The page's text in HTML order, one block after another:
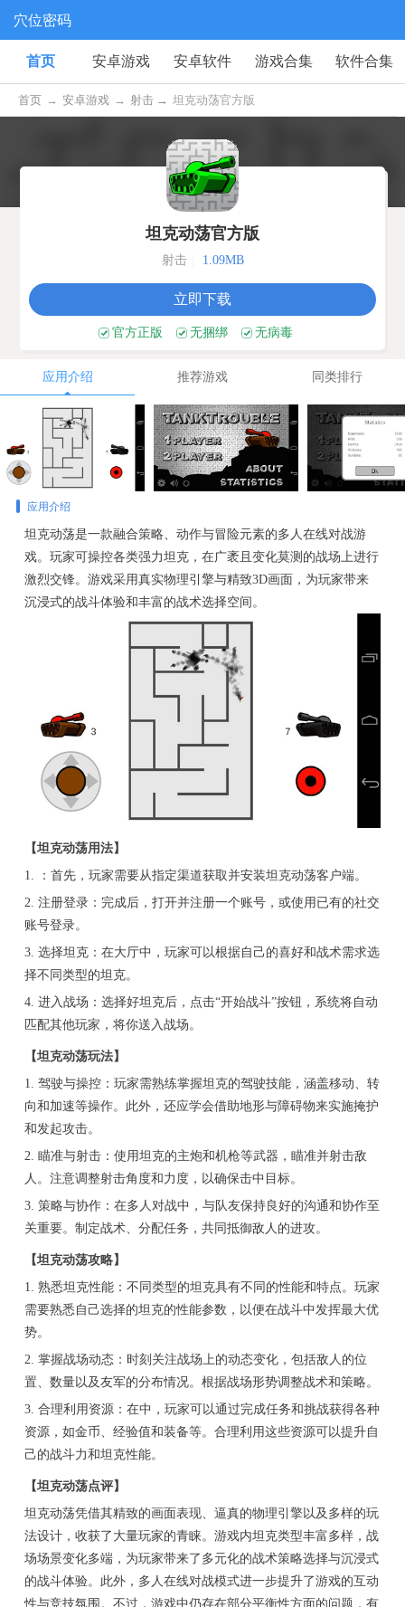
穴位密码
首页 安卓游戏 安卓软件 游戏合集 软件合集
首页 → 安卓游戏 → 射击 → 坦克动荡官方版
坦克动荡官方版
射击 1.09MB
立即下载
官方正版 无捆绑 无病毒
应用介绍 推荐游戏 同类排行
应用介绍
坦克动荡是一款融合策略、动作与冒险元素的多人在线对战游
戏。玩家可操控各类强力坦克，在广袤且变化莫测的战场上进行
激烈交锋。游戏采用真实物理引擎与精致3D画面，为玩家带来
沉浸式的战斗体验和丰富的战术选择空间。
【坦克动荡用法】
1. ：首先，玩家需要从指定渠道获取并安装坦克动荡客户端。
2. 注册登录：完成后，打开并注册一个账号，或使用已有的社交
账号登录。
3. 选择坦克：在大厅中，玩家可以根据自己的喜好和战术需求选
择不同类型的坦克。
4. 进入战场：选择好坦克后，点击“开始战斗”按钮，系统将自动
匹配其他玩家，将你送入战场。
【坦克动荡玩法】
1. 驾驶与操控：玩家需熟练掌握坦克的驾驶技能，涵盖移动、转
向和加速等操作。此外，还应学会借助地形与障碍物来实施掩护
和发起攻击。
2. 瞄准与射击：使用坦克的主炮和机枪等武器，瞄准并射击敌
人。注意调整射击角度和力度，以确保击中目标。
3. 策略与协作：在多人对战中，与队友保持良好的沟通和协作至
关重要。制定战术、分配任务，共同抵御敌人的进攻。
【坦克动荡攻略】
1. 熟悉坦克性能：不同类型的坦克具有不同的性能和特点。玩家
需要熟悉自己选择的坦克的性能参数，以便在战斗中发挥最大优
势。
2. 掌握战场动态：时刻关注战场上的动态变化，包括敌人的位
置、数量以及友军的分布情况。根据战场形势调整战术和策略。
3. 合理利用资源：在中，玩家可以通过完成任务和挑战获得各种
资源，如金币、经验值和装备等。合理利用这些资源可以提升自
己的战斗力和坦克性能。
【坦克动荡点评】
坦克动荡凭借其精致的画面表现、逼真的物理引擎以及多样的玩
法设计，收获了大量玩家的青睐。游戏内坦克类型丰富多样，战
场场景变化多端，为玩家带来了多元化的战术策略选择与沉浸式
的战斗体验。此外，多人在线对战模式进一步提升了游戏的互动
性与竞技氛围。不过，游戏中仍存在部分平衡性方面的问题，有